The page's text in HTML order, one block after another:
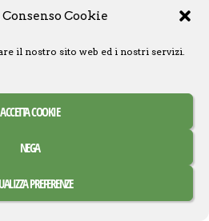
Cookie
il nostro sito web ed i nostri servizi.
ACCETTA COOKIE
NEGA
PREFERENZE